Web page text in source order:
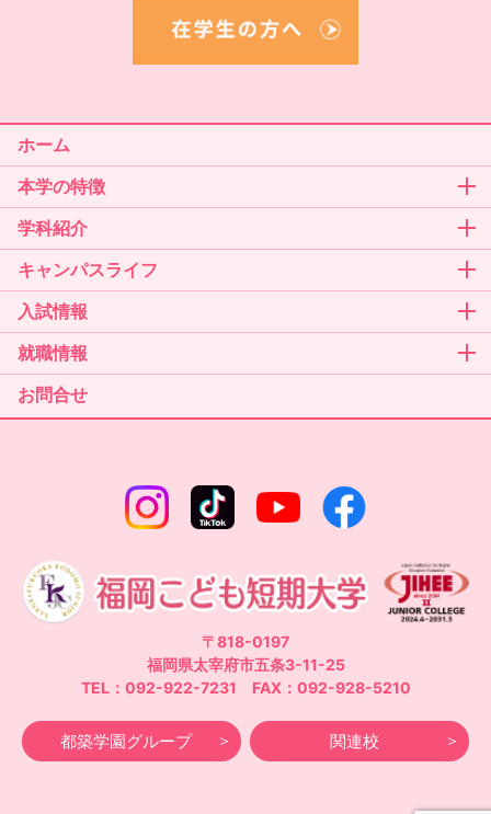
ホーム
本学の特徴
学科紹介
キャンパスライフ
入試情報
就職情報
お問合せ
〒818-0197
福岡県太宰府市五条3-11-25
TEL：092-922-7231 FAX：092-928-5210
都築学園グループ 関連校